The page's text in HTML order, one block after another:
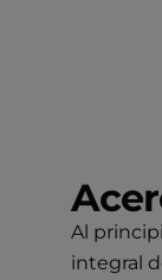
Al
integral